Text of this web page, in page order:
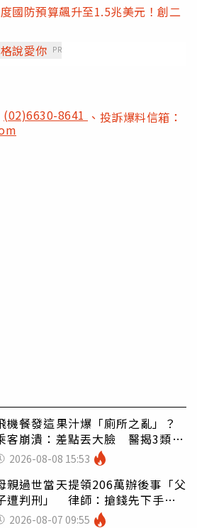
國防預算飆升至1.5兆美元！創二
說愛你 PR
(02)6630-8641 、投訴爆料信箱：
機餐發這果汁爆「廁所之亂」？
客崩潰：差點丟大臉 醫揭3類人
亂喝
2026-08-08 15:53
親過世當天提領206萬辦後事「父
遭判刑」 律師：搶錢先下手是
2026-08-07 09:55